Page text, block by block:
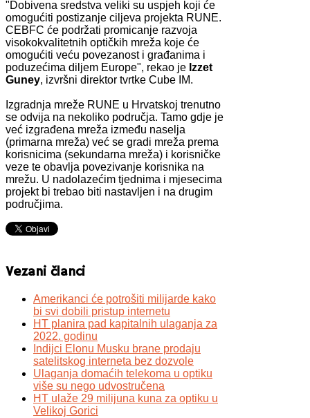
"Dobivena sredstva veliki su uspjeh koji će
omogućiti postizanje ciljeva projekta RUNE.
CEBFC će podržati promicanje razvoja
visokokvalitetnih optičkih mreža koje će
omogućiti veću povezanost i građanima i
poduzećima diljem Europe", rekao je Izzet
Guney, izvršni direktor tvrtke Cube IM.
Izgradnja mreže RUNE u Hrvatskoj trenutno
se odvija na nekoliko područja. Tamo gdje je
već izgrađena mreža između naselja
(primarna mreža) već se gradi mreža prema
korisnicima (sekundarna mreža) i korisničke
veze te obavlja povezivanje korisnika na
mrežu. U nadolazećim tjednima i mjesecima
projekt bi trebao biti nastavljen i na drugim
područjima.
Vezani članci
Amerikanci će potrošiti milijarde kako
bi svi dobili pristup internetu
HT planira pad kapitalnih ulaganja za
2022. godinu
Indijci Elonu Musku brane prodaju
satelitskog interneta bez dozvole
Ulaganja domaćih telekoma u optiku
više su nego udvostručena
HT ulaže 29 milijuna kuna za optiku u
Velikoj Gorici